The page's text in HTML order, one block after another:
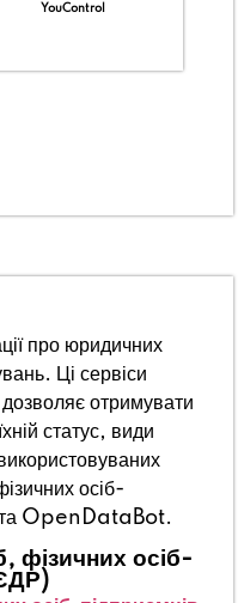
YouControl
про юридичних
Ці сервіси
отримувати
статус, види
осіб-
та OpenDataBot.
фізичних осіб-